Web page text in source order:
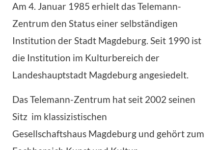
Am 4. Januar 1985 erhielt das Telemann-
Zentrum den Status einer selbständigen
Institution der Stadt Magdeburg. Seit 1990 ist
die Institution im Kulturbereich der
Landeshauptstadt Magdeburg angesiedelt.
Das Telemann-Zentrum hat seit 2002 seinen
Sitz im klassizistischen
Gesellschaftshaus Magdeburg und gehört zum